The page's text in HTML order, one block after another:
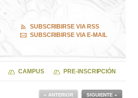
SUBSCRIBIRSE VIA RSS
SUBSCRIBIRSE VIA E-MAIL
CAMPUS PRE-INSCRIPCIÓN
SIGUIENTE »
« ANTERIOR